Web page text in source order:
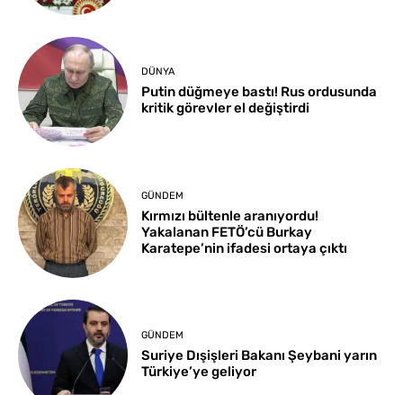
DÜNYA
Putin düğmeye bastı! Rus ordusunda
kritik görevler el değiştirdi
GÜNDEM
Kırmızı bültenle aranıyordu!
Yakalanan FETÖ’cü Burkay
Karatepe’nin ifadesi ortaya çıktı
GÜNDEM
Suriye Dışişleri Bakanı Şeybani yarın
Türkiye’ye geliyor